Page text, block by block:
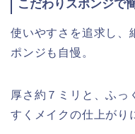
こだわりスポンジで
使いやすさを追求し、
ポンジも自慢。
厚さ約７ミリと、ふっ
すくメイクの仕上がり